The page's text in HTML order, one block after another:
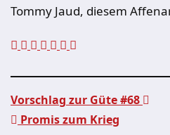
Tommy Jaud, diesem
Vorschlag zur Güte #68
Promis zum Krieg